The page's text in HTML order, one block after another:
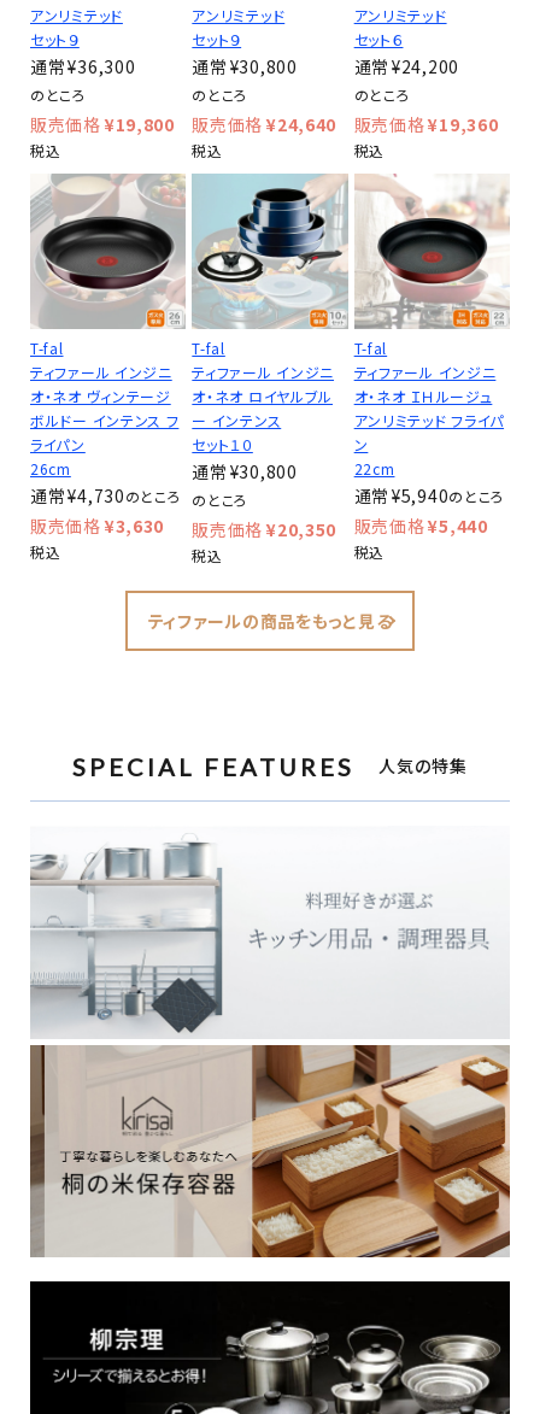
アンリミテッド
セット９
¥36,300
のところ
¥19,800
税込
アンリミテッド
セット９
¥30,800
のところ
¥24,640
税込
アンリミテッド
セット６
¥24,200
のところ
¥19,360
税込
T-fal
ティファール インジニ
オ・ネオ ヴィンテージ
ボルドー インテンス フ
ライパン
26cm
¥4,730のところ
¥3,630
税込
T-fal
ティファール インジニ
オ・ネオ ロイヤルブル
ー インテンス
セット１０
¥30,800
のところ
¥20,350
税込
T-fal
ティファール インジニ
オ・ネオ ＩＨルージュ
アンリミテッド フライパ
ン
22cm
¥5,940のところ
¥5,440
税込
ティファールの商品をもっと見る
SPECIAL FEATURES 人気の特集